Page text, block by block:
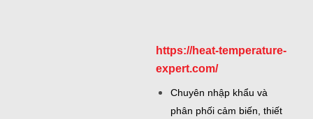
https://heat-temperature-
expert.com/
Chuyên nhập khẩu và
phân phối cảm biến, thiết